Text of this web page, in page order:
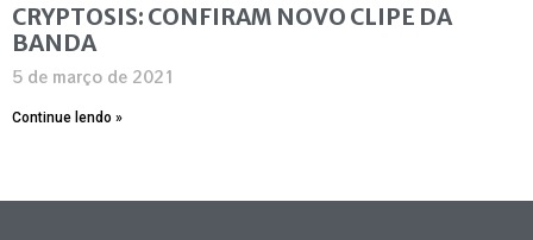
CRYPTOSIS: CONFIRAM NOVO CLIPE DA
BANDA
5 de março de 2021
Continue lendo »